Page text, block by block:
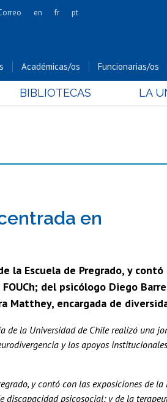
Cs. Forestales y Conservación
Cs. Sociales
Bachillerato
en fr pt
Académicas/os Funcionarias/os
BIBLIOTECAS LA
en
la Escuela de Pregrado, y contó
del psicólogo Diego
Matthey, encargada de
de la Universidad de Chile realizó una
y los apoyos
y contó con las exposiciones de la
discapacidad psicosocial; y de la